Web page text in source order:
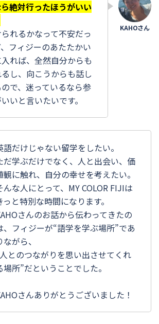
絶対行ったほうがいい
れるかなって不安だっ
フィジーのあたたかい
れば、全然自分からも
し、向こうからも話し
で、迷っているなら参
いと言いたいです。
語だけじゃない留学をしたい。
だ学ぶだけでなく、人と出会い、価
観に触れ、自分の幸せを考えたい。
んな人にとって、MY COLOR FIJIは
っと特別な時間になります。
さんのお話から伝わってきたの
、フィジーが“語学を学ぶ場所”であ
ながら、
とのつながりを思い出させてくれ
場所”だということでした。
さんありがとうございました！